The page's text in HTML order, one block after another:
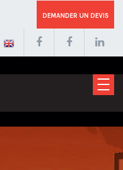
DEMANDER UN DEVIS